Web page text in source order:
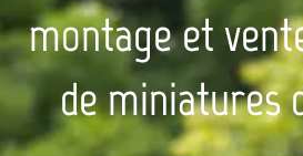
montage et
de miniatures